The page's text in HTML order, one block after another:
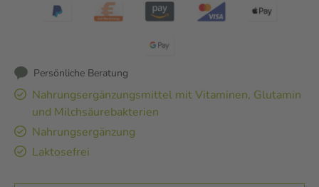
Persönliche Beratung
Nahrungsergänzungsmittel mit Vitaminen, Glutamin
und Milchsäurebakterien
Nahrungsergänzung
Laktosefrei